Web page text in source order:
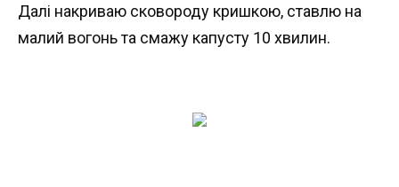
Далі накриваю сковороду кришкою, ставлю на
малий вогонь та смажу капусту 10 хвилин.